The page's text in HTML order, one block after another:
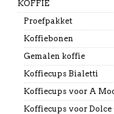
KOFFIE
Proefpakket
Koffiebonen
Gemalen koffie
Koffiecups Bialetti
Koffiecups voor A
Koffiecups voor Dolce